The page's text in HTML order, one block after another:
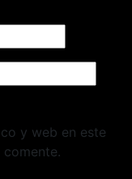
y web en este